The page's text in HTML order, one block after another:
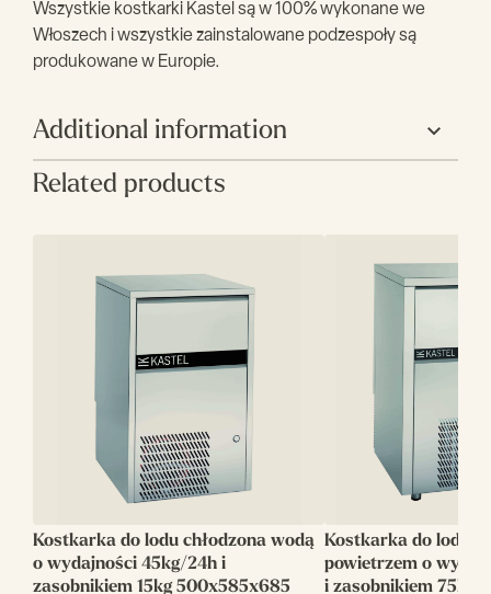
Wszystkie kostkarki Kastel są w 100% wykonane we
Włoszech i wszystkie zainstalowane podzespoły są
produkowane w Europie.
Additional information
Producent Kastel
Głębokość (mm) 745
Wydajność (kg) 175
Zasobnik (kg)
Czynnik
chłodniczy
R452A
Chłodzenie Powietrzem
Waga (kg) 118
Related products
Kostkarka do lodu chłodzona wodą
o wydajności 45kg/24h i
zasobnikiem 15kg 500x585x685
Kostkarka do lodu
powietrzem o
i zasobnikiem 75kg